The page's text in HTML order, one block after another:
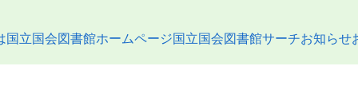
国立国会図書館ホームページ国立国会図書館サーチお知らせ